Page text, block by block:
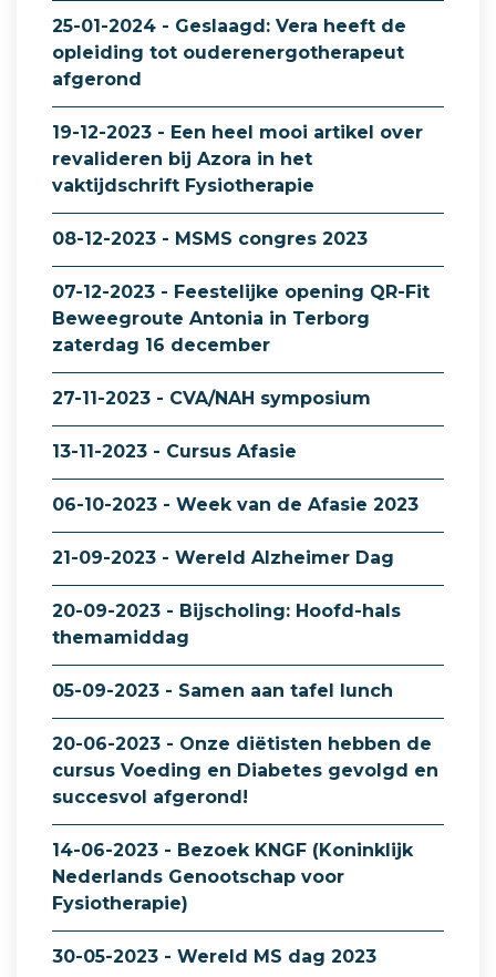
25-01-2024 - Geslaagd: Vera heeft de
opleiding tot ouderenergotherapeut
afgerond
19-12-2023 - Een heel mooi artikel over
revalideren bij Azora in het
vaktijdschrift Fysiotherapie
08-12-2023 - MSMS congres 2023
07-12-2023 - Feestelijke opening QR-Fit
Beweegroute Antonia in Terborg
zaterdag 16 december
27-11-2023 - CVA/NAH symposium
13-11-2023 - Cursus Afasie
06-10-2023 - Week van de Afasie 2023
21-09-2023 - Wereld Alzheimer Dag
20-09-2023 - Bijscholing: Hoofd-hals
themamiddag
05-09-2023 - Samen aan tafel lunch
20-06-2023 - Onze diëtisten hebben de
cursus Voeding en Diabetes gevolgd en
succesvol afgerond!
14-06-2023 - Bezoek KNGF (Koninklijk
Nederlands Genootschap voor
Fysiotherapie)
30-05-2023 - Wereld MS dag 2023